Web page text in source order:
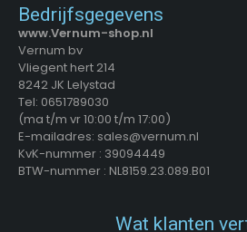
Bedrijfsgegevens
www.Vernum-shop.nl
Vernum bv
Vliegent hert 214
8242 JK Lelystad
Tel: 0651789030
(ma t/m vr 10:00 t/m 17:00)
E-mailadres: sales@vernum.nl
KvK-nummer : 39094449
BTW-nummer : NL8159.23.089.B01
Wat klanten